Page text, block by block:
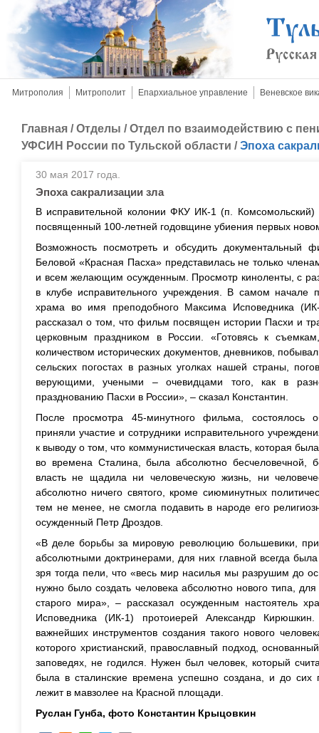
Митрополия Митрополит Епархиальное управление Веневское
Главная /Отделы /Отдел по взаимодействию с
УФСИН России по Тульской области /Эпоха
30 мая 2017 года.
Эпоха сакрализации зла
В исправительной колонии ФКУ ИК-1 (п. Комсомольский)
посвященный 100-летней годовщине убиения первых
Возможность посмотреть и обсудить документальный
Беловой «Красная Пасха» представилась не только
и всем желающим осужденным. Просмотр киноленты, с
в клубе исправительного учреждения. В самом начале
храма во имя преподобного Максима Исповедника
рассказал о том, что фильм посвящен истории Пасхи и
церковным праздником в России. «Готовясь к
количеством исторических документов, дневников,
сельских погостах в разных уголках нашей страны,
верующими, учеными – очевидцами того, как в
празднованию Пасхи в России», – сказал Константин.
После просмотра 45-минутного фильма, состоялось
приняли участие и сотрудники исправительного
к выводу о том, что коммунистическая власть, которая
во времена Сталина, была абсолютно бесчеловечной,
власть не щадила ни человеческую жизнь, ни
абсолютно ничего святого, кроме сиюминутных
тем не менее, не смогла подавить в народе его
осужденный Петр Дроздов.
«В деле борьбы за мировую революцию большевики,
абсолютными доктринерами, для них главной всегда
зря тогда пели, что «весь мир насилья мы разрушим до
нужно было создать человека абсолютно нового типа, для
старого мира», – рассказал осужденным настоятель
Исповедника (ИК-1) протоиерей Александр
важнейших инструментов создания такого нового
которого христианский, православный подход,
заповедях, не годился. Нужен был человек, который
была в сталинские времена успешно создана, и до сих
лежит в мавзолее на Красной площади.
Руслан Гунба, фото Константин Крыцовкин